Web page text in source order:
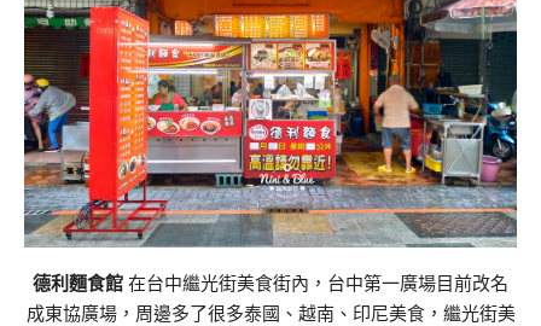
德利麵食館 在台中繼光街美食街內，台中第一廣場目前改名
成東協廣場，周邊多了很多泰國、越南、印尼美食，繼光街美